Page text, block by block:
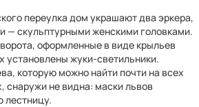
переулка дом украшают два эркера,
— скульптурными женскими головками.
оформленные в виде крыльев
установлены жуки-светильники.
которую можно найти почти на всех
снаружи не видна: маски львов